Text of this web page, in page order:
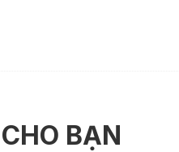
BẠN